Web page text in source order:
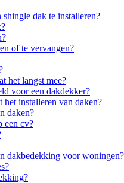
dak te installeren?
of te vervangen?
het langst mee?
voor een dakdekker?
het installeren van daken?
daken?
een cv?
dakbedekking voor woningen?